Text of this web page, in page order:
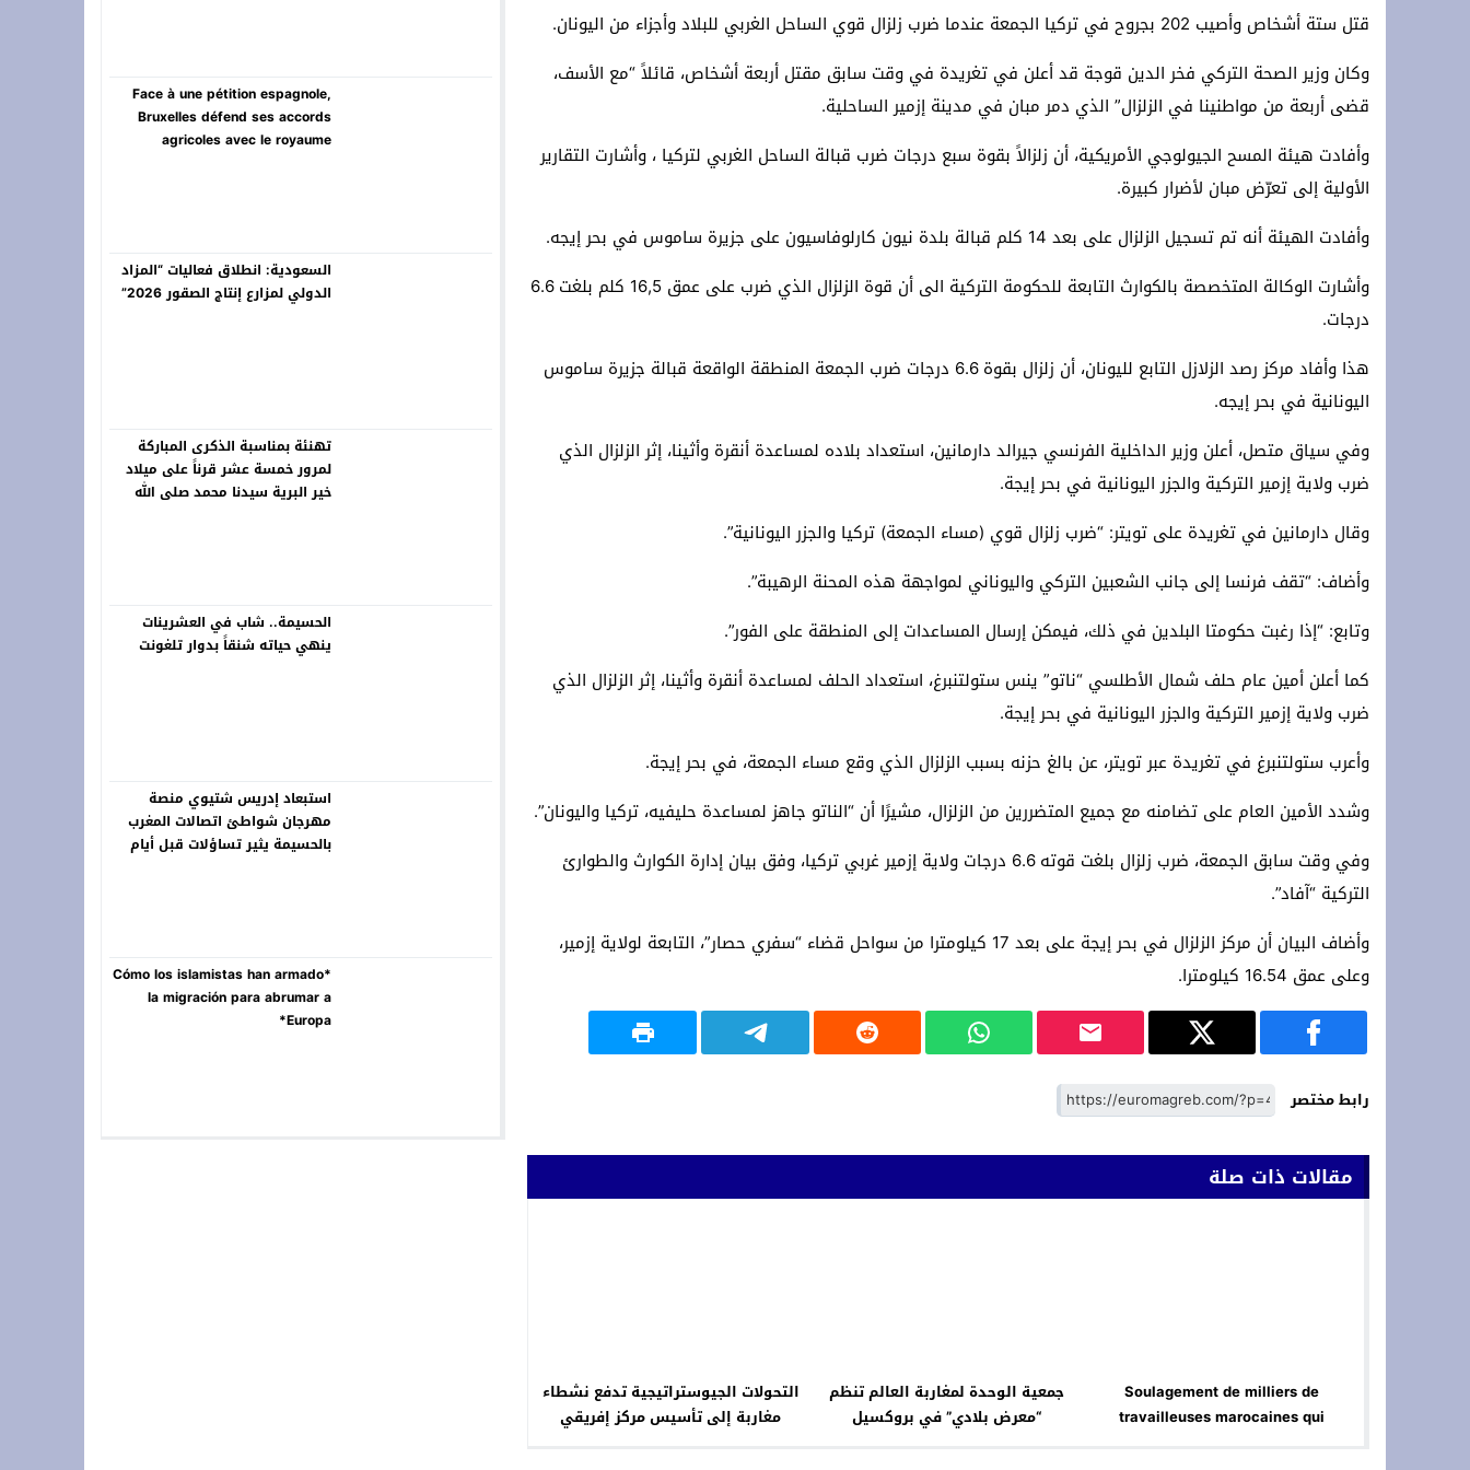
رئاسة حزب التجديد والتقدم تعلن مباشرة إجراءات قضائية وتدعو إلى ندوة صحفية بشأن النزاع التنظيمي
زلزال داخل حلف الناتو: الولايات المتحدة وتركيا ترفضان المقترح الإسباني بشأن سبتة ومليلية!
قتل ستة أشخاص وأصيب 202 بجروح في تركيا الجمعة عندما ضرب زلزال قوي الساحل الغربي للبلاد وأجزاء من اليونان.
وكان وزير الصحة التركي فخر الدين قوجة قد أعلن في تغريدة في وقت سابق مقتل أربعة أشخاص، قائلاً “مع الأسف،
قضى أربعة من مواطنينا في الزلزال” الذي دمر مبان في مدينة إزمير الساحلية.
وأفادت هيئة المسح الجيولوجي الأمريكية، أن زلزالاً بقوة سبع درجات ضرب قبالة الساحل الغربي لتركيا ، وأشارت التقارير
الأولية إلى تعرّض مبان لأضرار كبيرة.
وأفادت الهيئة أنه تم تسجيل الزلزال على بعد 14 كلم قبالة بلدة نيون كارلوفاسيون على جزيرة ساموس في بحر إيجه.
وأشارت الوكالة المتخصصة بالكوارث التابعة للحكومة التركية الى أن قوة الزلزال الذي ضرب على عمق 16,5 كلم بلغت 6.6
درجات.
هذا وأفاد مركز رصد الزلازل التابع لليونان، أن زلزال بقوة 6.6 درجات ضرب الجمعة المنطقة الواقعة قبالة جزيرة ساموس
اليونانية في بحر إيجه.
وفي سياق متصل، أعلن وزير الداخلية الفرنسي جيرالد دارمانين، استعداد بلاده لمساعدة أنقرة وأثينا، إثر الزلزال الذي
ضرب ولاية إزمير التركية والجزر اليونانية في بحر إيجة.
وقال دارمانين في تغريدة على تويتر: “ضرب زلزال قوي (مساء الجمعة) تركيا والجزر اليونانية”.
وأضاف: “تقف فرنسا إلى جانب الشعبين التركي واليوناني لمواجهة هذه المحنة الرهيبة”.
وتابع: “إذا رغبت حكومتا البلدين في ذلك، فيمكن إرسال المساعدات إلى المنطقة على الفور”.
كما أعلن أمين عام حلف شمال الأطلسي “ناتو” ينس ستولتنبرغ، استعداد الحلف لمساعدة أنقرة وأثينا، إثر الزلزال الذي
ضرب ولاية إزمير التركية والجزر اليونانية في بحر إيجة.
وأعرب ستولتنبرغ في تغريدة عبر تويتر، عن بالغ حزنه بسبب الزلزال الذي وقع مساء الجمعة، في بحر إيجة.
وشدد الأمين العام على تضامنه مع جميع المتضررين من الزلزال، مشيرًا أن “الناتو جاهز لمساعدة حليفيه، تركيا واليونان”.
وفي وقت سابق الجمعة، ضرب زلزال بلغت قوته 6.6 درجات ولاية إزمير غربي تركيا، وفق بيان إدارة الكوارث والطوارئ
التركية “آفاد”.
وأضاف البيان أن مركز الزلزال في بحر إيجة على بعد 17 كيلومترا من سواحل قضاء “سفري حصار”، التابعة لولاية إزمير،
وعلى عمق 16.54 كيلومترا.
رابط مختصر
مقالات ذات صلة
Soulagement de milliers de
travailleuses marocaines qui
جمعية الوحدة لمغاربة العالم تنظم
“معرض بلادي” في بروكسيل
التحولات الجيوستراتيجية تدفع نشطاء
مغاربة إلى تأسيس مركز إفريقي
Face à une pétition espagnole,
Bruxelles défend ses accords
agricoles avec le royaume
السعودية: انطلاق فعاليات “المزاد
الدولي لمزارع إنتاج الصقور 2026”
تهنئة بمناسبة الذكرى المباركة
لمرور خمسة عشر قرناً على ميلاد
خير البرية سيدنا محمد صلى الله
الحسيمة.. شاب في العشرينات
ينهي حياته شنقاً بدوار تلغونت
استبعاد إدريس شتيوي منصة
مهرجان شواطئ اتصالات المغرب
بالحسيمة يثير تساؤلات قبل أيام
*Cómo los islamistas han armado
la migración para abrumar a
Europa*